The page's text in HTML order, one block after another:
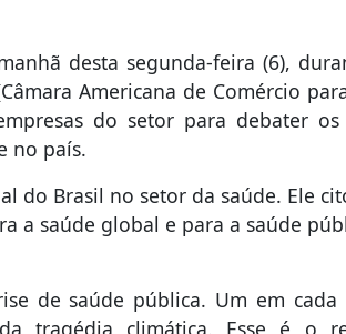
desta segunda-feira (6),
Americana de Comércio
do setor para debater
no país.
do Brasil no setor da saúde. Ele
a saúde global e para a saúde
de saúde pública. Um em cada
tragédia climática. Esse é o